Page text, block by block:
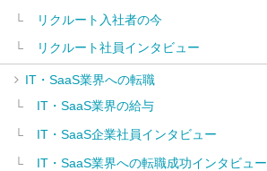
リクルート入社者の今
リクルート社員インタビュー
IT・SaaS業界への転職
IT・SaaS業界の給与
IT・SaaS企業社員インタビュー
IT・SaaS業界への転職成功インタビュー